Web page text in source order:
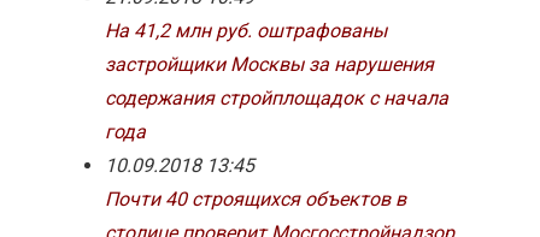
На 41,2 млн руб. оштрафованы
застройщики Москвы за нарушения
содержания стройплощадок с начала
года
10.09.2018 13:45
Почти 40 строящихся объектов в